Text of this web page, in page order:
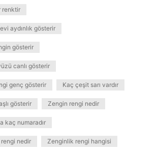
renktir
aydınlık gösterir
gösterir
canlı gösterir
genç gösterir Kaç çeşit sarı vardır
gösterir Zengin rengi nedir
kaç numaradır
rengi nedir Zenginlik rengi hangisi